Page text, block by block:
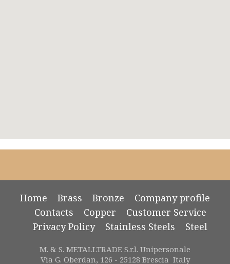
Home Brass Bronze
Company profile
Contacts
Copper
Customer Service
Privacy Policy
Stainless Steels Steel
M. & S. METALLTRADE S.r.l. Unipersonale
Via G. Oberdan, 126 - 25128 Brescia Italy